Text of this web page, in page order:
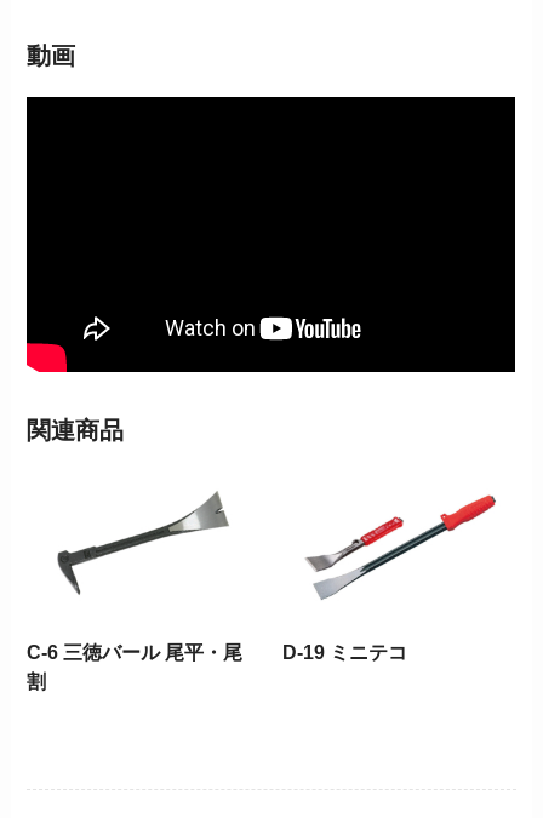
動画
関連商品
C-6 三徳バール 尾平・尾
割
D-19 ミニテコ